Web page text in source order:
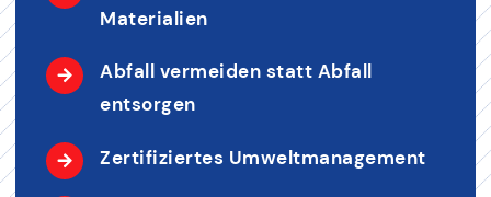
Materialien
Abfall vermeiden statt Abfall
entsorgen
Zertifiziertes Umweltmanagement